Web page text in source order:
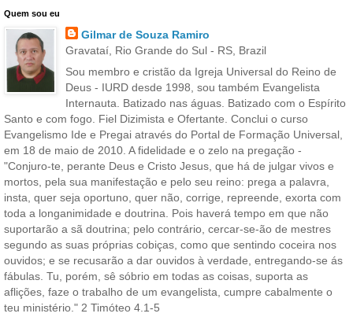
Quem sou eu
Gilmar de Souza Ramiro
Gravataí, Rio Grande do Sul - RS, Brazil
Sou membro e cristão da Igreja Universal do Reino de
Deus - IURD desde 1998, sou também Evangelista
Internauta. Batizado nas águas. Batizado com o Espírito
Santo e com fogo. Fiel Dizimista e Ofertante. Conclui o curso
Evangelismo Ide e Pregai através do Portal de Formação Universal,
em 18 de maio de 2010. A fidelidade e o zelo na pregação -
"Conjuro-te, perante Deus e Cristo Jesus, que há de julgar vivos e
mortos, pela sua manifestação e pelo seu reino: prega a palavra,
insta, quer seja oportuno, quer não, corrige, repreende, exorta com
toda a longanimidade e doutrina. Pois haverá tempo em que não
suportarão a sã doutrina; pelo contrário, cercar-se-ão de mestres
segundo as suas próprias cobiças, como que sentindo coceira nos
ouvidos; e se recusarão a dar ouvidos à verdade, entregando-se ás
fábulas. Tu, porém, sê sóbrio em todas as coisas, suporta as
aflições, faze o trabalho de um evangelista, cumpre cabalmente o
teu ministério." 2 Timóteo 4.1-5